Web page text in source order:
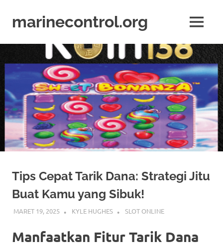
contentmarinecontrol.org MENU
Tips Cepat Tarik Dana: Strategi Jitu
Buat Kamu yang Sibuk!
MARET 19, 2025 KYLE HUGHES SLOT ONLINE
Manfaatkan Fitur Tarik Dana